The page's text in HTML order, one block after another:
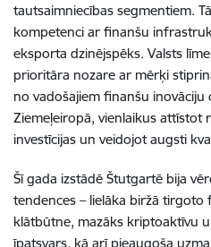
tautsaimniecības segmentiem.
kompetenci ar finanšu
eksporta dzinējspēks. Valsts
prioritāra nozare ar mērķi
no vadošajiem finanšu inovāciju
Ziemeļeiropā, vienlaikus attīstot
investīcijas un veidojot augsti
Šī gada izstādē Štutgartē bija
tendences – lielāka biržā tirgoto
klātbūtne, mazāks kriptoaktīvu
īpatsvars, kā arī pieaugoša